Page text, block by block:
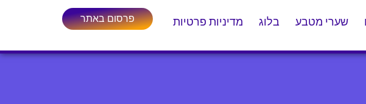
שערי מטבע בלוג מדיניות פרטיות פרסום באתר